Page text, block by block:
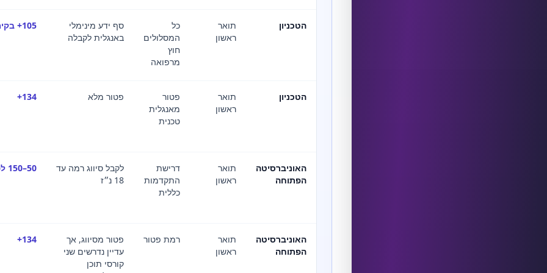
הטכניון
תואר
ראשון
כל
המסלולים
חוץ
מרפואה
סף ידע מינימלי
באנגלית לקבלה
105+ בקירוב
הטכניון
תואר
ראשון
פטור
מאנגלית
טכנית
פטור מלא 134+
האוניברסיטה
הפתוחה
תואר
ראשון
דרישת
התקדמות
כללית
לקבל סיווג רמה עד
18 נ״ז
50–150 לפי רמת הסיווג
האוניברסיטה
הפתוחה
תואר
ראשון
רמת פטור
פטור מסיווג, אך
עדיין נדרשים שני
קורסי תוכן
134+